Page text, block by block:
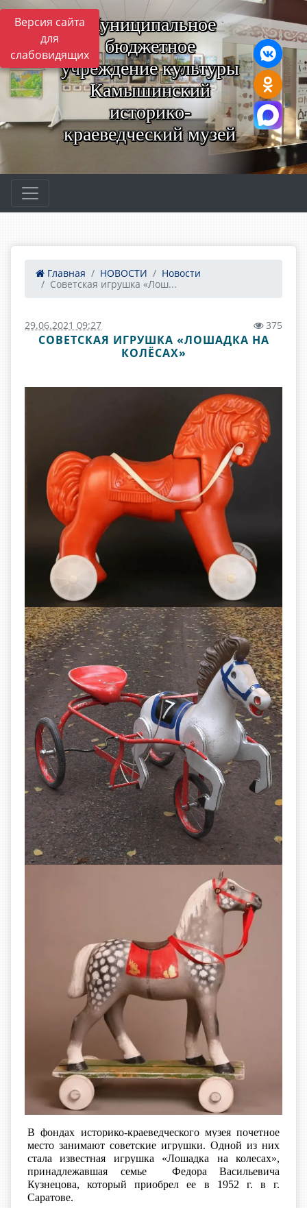
Версия сайта
для
слабовидящих
Муниципальное
бюджетное
учреждение культуры
Камышинский
историко-
краеведческий музей
Главная НОВОСТИ
Новости
Советская игрушка «Лош...
29.06.2021 09:27 375
СОВЕТСКАЯ ИГРУШКА «ЛОШАДКА НА
КОЛЁСАХ»
В фондах историко-краеведческого музея почетное
место занимают советские игрушки. Одной из них
стала известная игрушка «Лошадка на колесах»,
принадлежавшая семье Федора Васильевича
Кузнецова, который приобрел ее в 1952 г. в г.
Саратове.